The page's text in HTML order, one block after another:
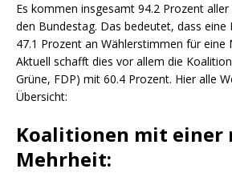
Es kommen insgesamt 94.2 Prozent
den Bundestag. Das bedeutet, dass
47.1 Prozent an Wählerstimmen für eine
Aktuell schafft dies vor allem die
Grüne, FDP) mit 60.4 Prozent. Hier alle
Übersicht:
Koalitionen mit einer
Mehrheit: